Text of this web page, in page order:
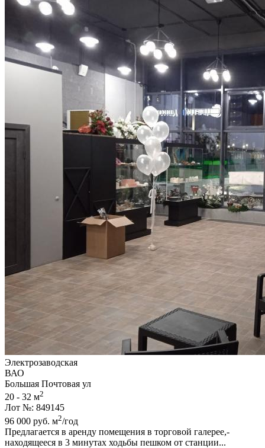
Электрозаводская
ВАО
Большая Почтовая ул
20 - 32 м2
Лот №: 849145
96 000 руб. м2/год
Предлагается в аренду помещения в торговой галерее,­
находящееся в 3 минутах ходьбы пешком от станции...